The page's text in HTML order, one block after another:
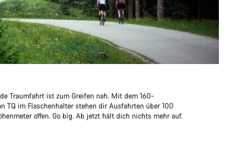
Traumfahrt ist zum Greifen nah. Mit dem 160-
TQ im Flaschenhalter stehen dir Ausfahrten über 100
offen. Go big. Ab jetzt hält dich nichts mehr auf.
Schließen